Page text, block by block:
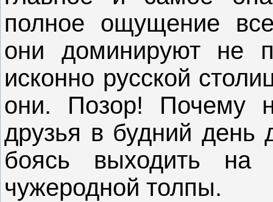
полное ощущение
они доминируют не
исконно русской
они. Позор! Почему
друзья в будний
боясь выходить на
чужеродной толпы.